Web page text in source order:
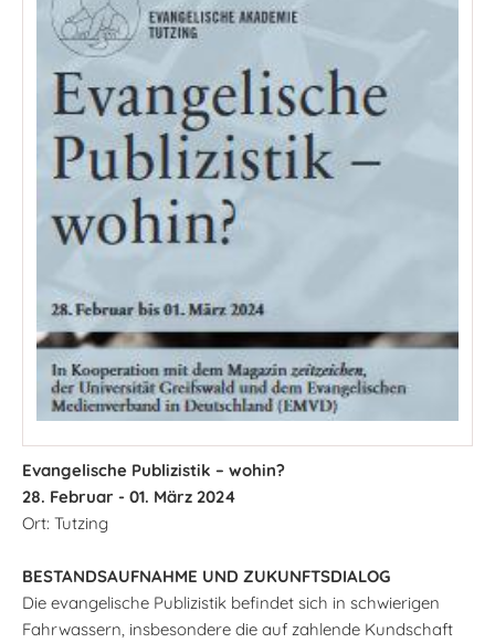
Evangelische Publizistik – wohin?
28. Februar - 01. März 2024
Ort: Tutzing
BESTANDSAUFNAHME UND ZUKUNFTSDIALOG
Die evangelische Publizistik befindet sich in schwierigen
Fahrwassern, insbesondere die auf zahlende Kundschaft